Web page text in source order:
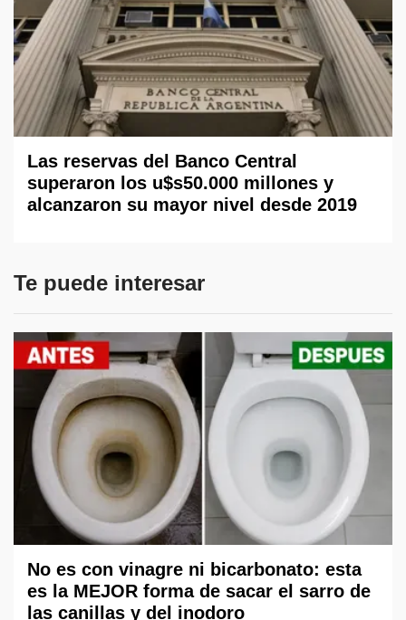
Las reservas del Banco Central
superaron los u$s50.000 millones y
alcanzaron su mayor nivel desde 2019
Te puede interesar
No es con vinagre ni bicarbonato: esta
es la MEJOR forma de sacar el sarro de
las canillas y del inodoro